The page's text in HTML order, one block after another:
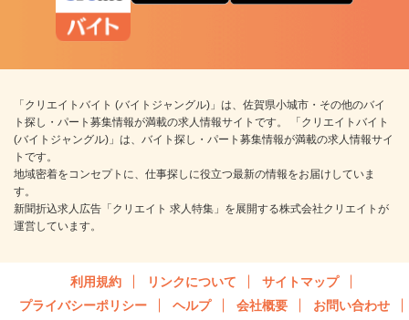
「クリエイトバイト (バイトジャングル)」は、佐賀県小城市・その他のバイ
ト探し・パート募集情報が満載の求人情報サイトです。 「クリエイトバイト
(バイトジャングル)」は、バイト探し・パート募集情報が満載の求人情報サイ
トです。
地域密着をコンセプトに、仕事探しに役立つ最新の情報をお届けしていま
す。
新聞折込求人広告「クリエイト 求人特集」を展開する株式会社クリエイトが
運営しています。
利用規約 リンクについて
サイトマップ
プライバシーポリシー
ヘルプ 会社概要 お問い合わせ